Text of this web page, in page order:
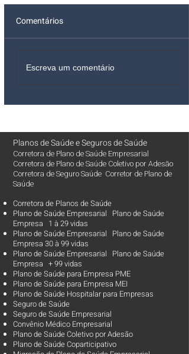
Comentários
Escreva um comentário
Planos de SaúdeeSeguros de Saúde
Corretora de Plano de Saúde Empresarial
Corretora de Plano de Saúde Coletivo por Adesão
Corretora de Seguro Saúde Corretor de Plano de
Saúde
Corretora de Planos de Saúde
Plano de Saúde Empresarial Plano de Saúde
Empresa 1 à 29 vidas
Plano de Saúde Empresarial Plano de Saúde
Empresa 30 à 99 vidas ​
Plano de Saúde Empresarial Plano de Saúde
Empresa + 99 vidas
Plano de Saúde para Empresa PME
Plano de Saúde para Empresa MEI
Plano de Saúde Hospitalar para Empresas
Seguro de Saúde
Seguro de Saúde Empresarial
Convênio Médico Empresarial
Plano de Saúde Coletivo por Adesão
Plano de Saúde Coparticipativo